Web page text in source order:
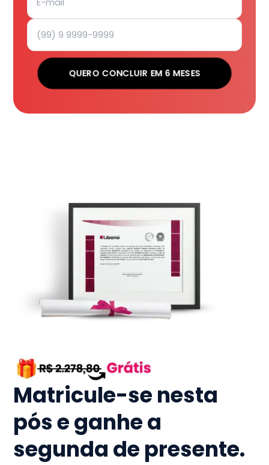
QUERO CONCLUIR EM 6 MESES
Matricule-se nesta
pós e ganhe a
segunda de presente.